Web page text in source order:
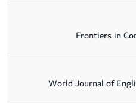
Frontiers in
World Journal of